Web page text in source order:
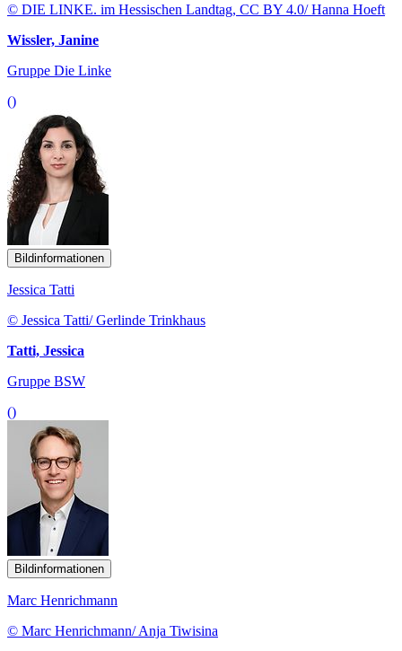
© DIE LINKE. im Hessischen Landtag, CC BY 4.0/ Hanna Hoeft
Wissler, Janine
Gruppe Die Linke
()
Bildinformationen
Jessica Tatti
© Jessica Tatti/ Gerlinde Trinkhaus
Tatti, Jessica
Gruppe BSW
()
Bildinformationen
Marc Henrichmann
© Marc Henrichmann/ Anja Tiwisina